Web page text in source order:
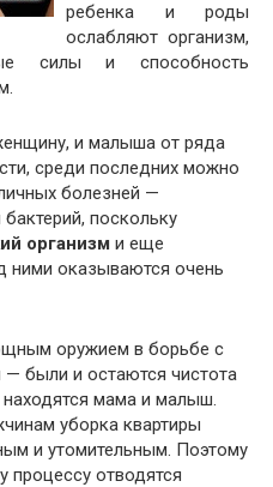
ребенка и роды
ослабляют организм,
силы и способность
и малыша от ряда
среди последних можно
болезней —
поскольку
организм и еще
ними оказываются очень
оружием в борьбе с
были и остаются чистота
мама и малыш.
уборка квартиры
и утомительным. Поэтому
процессу отводятся